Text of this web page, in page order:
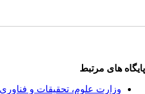
پایگاه های مرتبط
وزارت علوم، تحقیقات و فناوری